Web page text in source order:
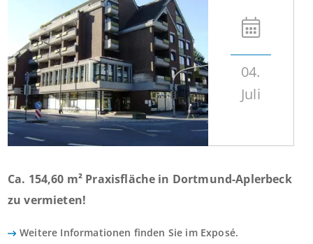
04.
Juli
Ca. 154,60 m² Praxisfläche in Dortmund-Aplerbeck
zu vermieten!
Weitere Informationen finden Sie im Exposé.